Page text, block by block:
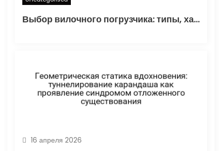
Выбор вилочного погрузчика: типы, характеристики и области применения
16 апреля 2026